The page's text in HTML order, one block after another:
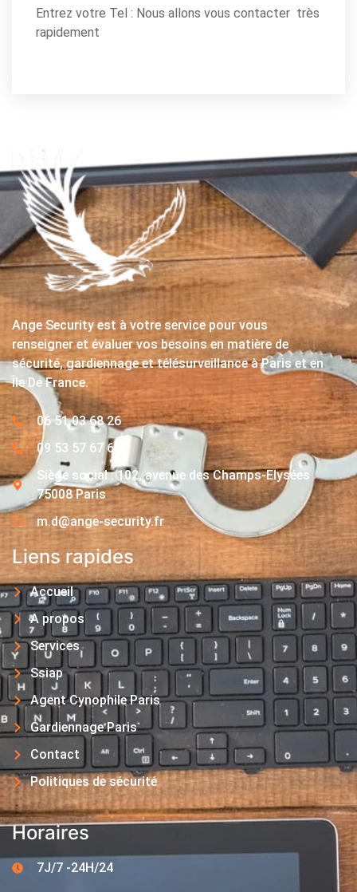
Entrez votre Tel : Nous allons vous contacter très
rapidement
Ange Security est à votre service pour vous
renseigner et évaluer vos besoins en matière de
sécurité, gardiennage et télésurveillance à Paris et en
Île De France.
06 51 03 68 26
09 53 57 67 63
Siège social : 102, avenue des Champs-Elysées
75008 Paris
m.d@ange-security.fr
Liens rapides
Accueil
A propos
Services
Ssiap
Agent Cynophile Paris
Gardiennage Paris
Contact
Politiques de sécurité
Horaires
7J/7 -24H/24